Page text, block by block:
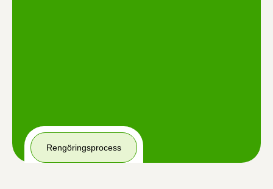
Rengöringsprocess